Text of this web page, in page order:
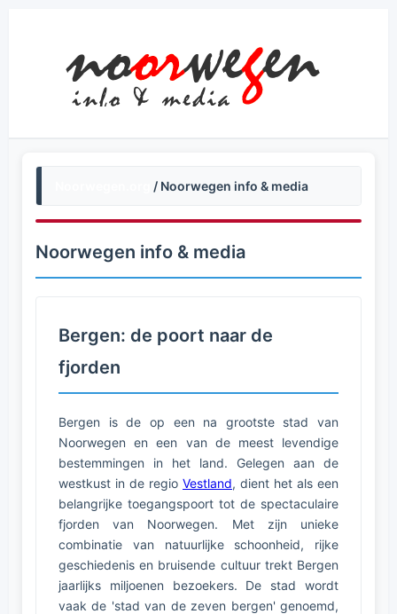
/ Noorwegen info & media
Noorwegen info & media
Bergen: de poort naar de
fjorden
Bergen is de op een na grootste stad van
Noorwegen en een van de meest levendige
bestemmingen in het land. Gelegen aan de
westkust in de regio Vestland, dient het als een
belangrijke toegangspoort tot de spectaculaire
fjorden van Noorwegen. Met zijn unieke
combinatie van natuurlijke schoonheid, rijke
geschiedenis en bruisende cultuur trekt Bergen
jaarlijks miljoenen bezoekers. De stad wordt
vaak de 'stad van de zeven bergen' genoemd,